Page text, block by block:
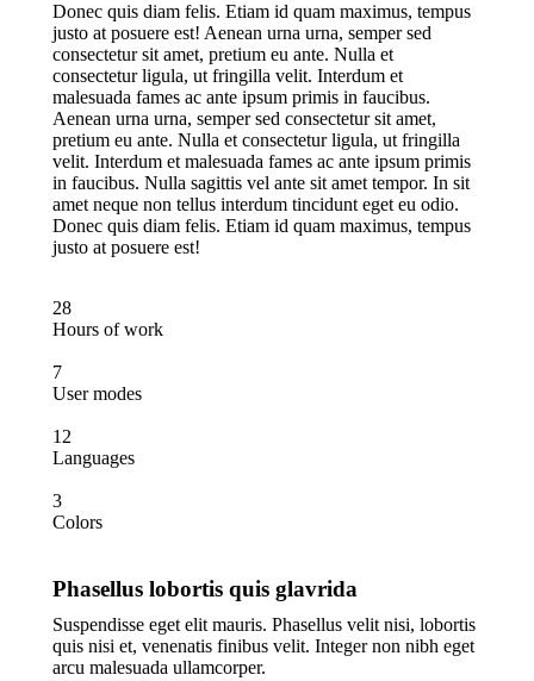
Donec quis diam felis. Etiam id quam maximus, tempus
justo at posuere est! Aenean urna urna, semper sed
consectetur sit amet, pretium eu ante. Nulla et
consectetur ligula, ut fringilla velit. Interdum et
malesuada fames ac ante ipsum primis in faucibus.
Aenean urna urna, semper sed consectetur sit amet,
pretium eu ante. Nulla et consectetur ligula, ut fringilla
velit. Interdum et malesuada fames ac ante ipsum primis
in faucibus. Nulla sagittis vel ante sit amet tempor. In sit
amet neque non tellus interdum tincidunt eget eu odio.
Donec quis diam felis. Etiam id quam maximus, tempus
justo at posuere est!
28
Hours of work
7
User modes
12
Languages
3
Colors
Phasellus lobortis quis glavrida
Suspendisse eget elit mauris. Phasellus velit nisi, lobortis
quis nisi et, venenatis finibus velit. Integer non nibh eget
arcu malesuada ullamcorper.